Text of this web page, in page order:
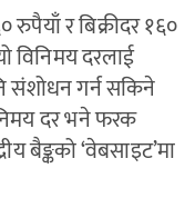
र बिक्रीदर १६०
विनिमय दरलाई
गर्न सकिने
दर भने फरक
बैङ्कको ‘वेबसाइट’मा